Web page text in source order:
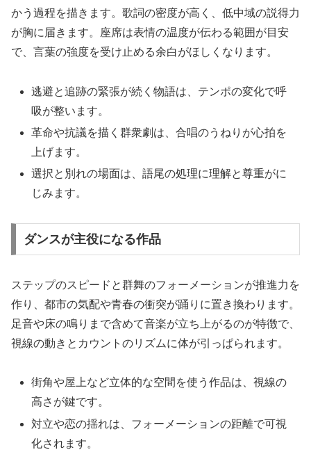
かう過程を描きます。歌詞の密度が高く、低中域の説得力
が胸に届きます。座席は表情の温度が伝わる範囲が目安
で、言葉の強度を受け止める余白がほしくなります。
逃避と追跡の緊張が続く物語は、テンポの変化で呼
吸が整います。
革命や抗議を描く群衆劇は、合唱のうねりが心拍を
上げます。
選択と別れの場面は、語尾の処理に理解と尊重がに
じみます。
ダンスが主役になる作品
ステップのスピードと群舞のフォーメーションが推進力を
作り、都市の気配や青春の衝突が踊りに置き換わります。
足音や床の鳴りまで含めて音楽が立ち上がるのが特徴で、
視線の動きとカウントのリズムに体が引っぱられます。
街角や屋上など立体的な空間を使う作品は、視線の
高さが鍵です。
対立や恋の揺れは、フォーメーションの距離で可視
化されます。